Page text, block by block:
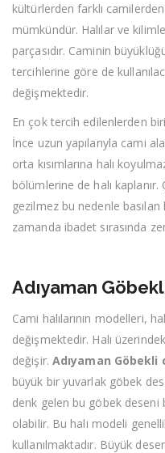
kültürlerden farklı
mümkündür. Halılar ve
parçasıdır. Caminin
tercihlerine göre de
değişmektedir.
En çok tercih edilenlerden
İnce uzun yapılarıyla cami
orta kısımlarına halı
bölümlerine de halı
gezilmez bu nedenle basılan
zamanda ibadet sırasında
Adıyaman
Cami halılarının modelleri,
değişmektedir. Halı
değişir. Adıyaman Göbekli
büyük bir yuvarlak göbek
denk gelen bu göbek
olabilir. Bu halı modeli
kullanılmaktadır. Büyük